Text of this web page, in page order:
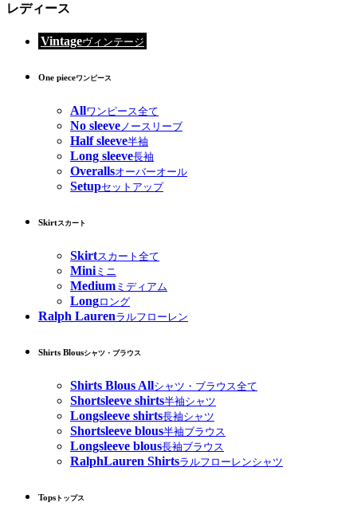
レディース
Vintageヴィンテージ
One pieceワンピース
Allワンピース全て
No sleeveノースリーブ
Half sleeve半袖
Long sleeve長袖
Overallsオーバーオール
Setupセットアップ
Skirtスカート
Skirtスカート全て
Miniミニ
Medium ミディアム
Longロング
Ralph Laurenラルフローレン
Shirts Blousシャツ・ブラウス
Shirts Blous Allシャツ・ブラウス全て
Shortsleeve shirts半袖シャツ
Longsleeve shirts長袖シャツ
Shortsleeve blous半袖ブラウス
Longsleeve blous長袖ブラウス
RalphLauren Shirtsラルフローレンシャツ
Tops トップス